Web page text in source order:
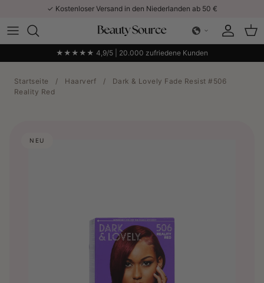
Direkt zum Inhalt✓ Kostenloser Versand in den Niederlanden ab 50 €
Konto
★★★★★ 4,9/5 | 20.000 zufriedene Kunden
Startseite / Haarverf /
Dark & ​​Lovely Fade Resist #506
Reality Red
NEU